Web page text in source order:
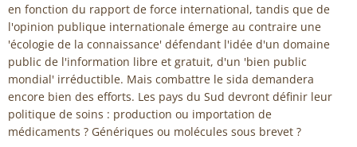
en fonction du rapport de force international, tandis que de
l'opinion publique internationale émerge au contraire une
'écologie de la connaissance' défendant l'idée d'un domaine
public de l'information libre et gratuit, d'un 'bien public
mondial' irréductible. Mais combattre le sida demandera
encore bien des efforts. Les pays du Sud devront définir leur
politique de soins : production ou importation de
médicaments ? Génériques ou molécules sous brevet ?